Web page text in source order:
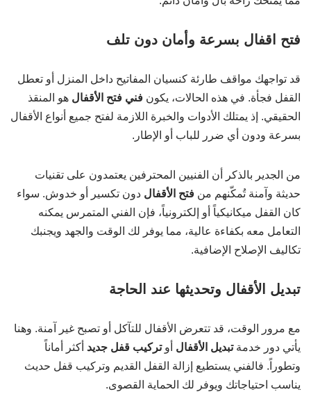
فتح اقفال بسرعة وأمان دون تلف
قد تواجهك مواقف طارئة كنسيان المفاتيح داخل المنزل أو تعطل
القفل فجأة. في هذه الحالات، يكون فني فتح الأقفال هو المنقذ
الحقيقي. إذ يمتلك الأدوات والخبرة اللازمة لفتح جميع أنواع الأقفال
بسرعة ودون أي ضرر للباب أو الإطار.
من الجدير بالذكر أن الفنيين المحترفين يعتمدون على تقنيات
حديثة وآمنة تُمكّنهم من فتح الأقفال دون تكسير أو خدوش. سواء
كان القفل ميكانيكياً أو إلكترونياً، فإن الفني المتمرس يمكنه
التعامل معه بكفاءة عالية، مما يوفر لك الوقت والجهد ويجنبك
تكاليف الإصلاح الإضافية.
تبديل الأقفال وتحديثها عند الحاجة
مع مرور الوقت، قد تتعرض الأقفال للتآكل أو تصبح غير آمنة. وهنا
يأتي دور خدمةتبديل الأقفال أوتركيب قفل جديد أكثر أماناً
وتطوراً. فالفني يستطيع إزالة القفل القديم وتركيب قفل حديث
يناسب احتياجاتك ويوفر لك الحماية القصوى.